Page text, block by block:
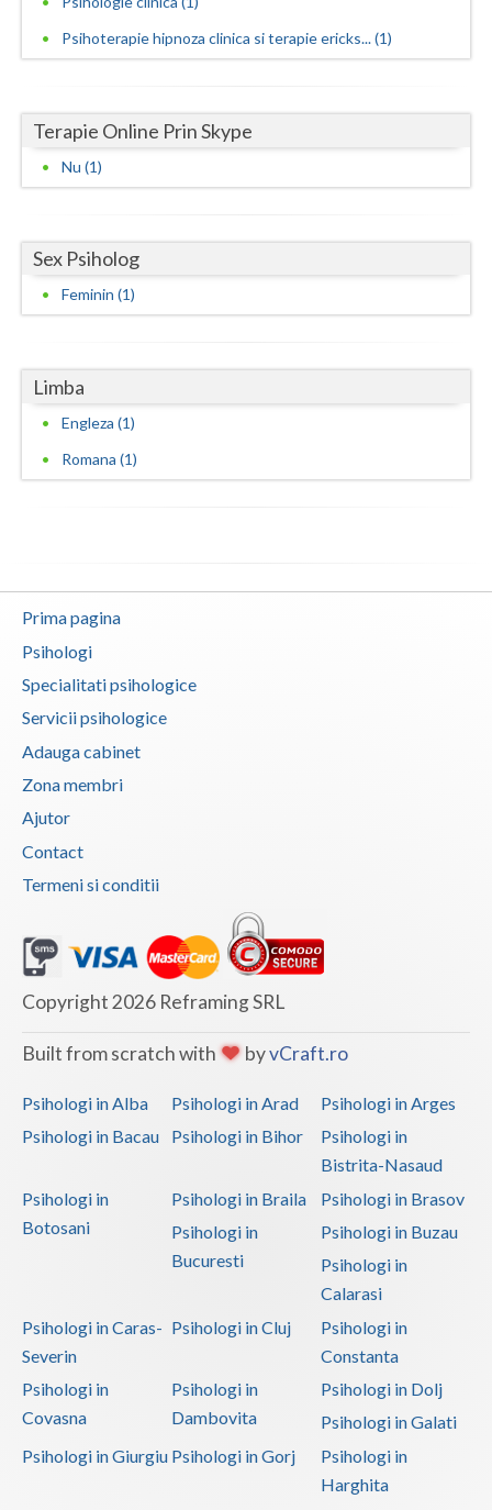
Vaslui
Psihoterapie hipnoza clinica si terapie ericks... (1)
Terapie Online Prin Skype
Nu (1)
Sex Psiholog
Feminin (1)
Limba
Engleza (1)
Romana (1)
Prima pagina
Psihologi
Specialitati psihologice
Servicii psihologice
Adauga cabinet
Zona membri
Ajutor
Contact
Termeni si conditii
Copyright 2026 Reframing SRL
Built from scratch with byvCraft.ro
Psihologi in Alba Psihologi in Arad
Psihologi in Arges
Psihologi in Bacau
Psihologi in Bihor
Psihologi in
Bistrita-Nasaud
Psihologi in
Botosani
Psihologi in Braila
Psihologi in Brasov
Psihologi in
Bucuresti
Psihologi in Buzau
Psihologi in
Calarasi
Psihologi in Caras-
Severin
Psihologi in Cluj
Psihologi in
Constanta
Psihologi in
Covasna
Psihologi in
Dambovita
Psihologi in Dolj
Psihologi in Galati
Psihologi in Giurgiu Psihologi in Gorj
Psihologi in
Harghita